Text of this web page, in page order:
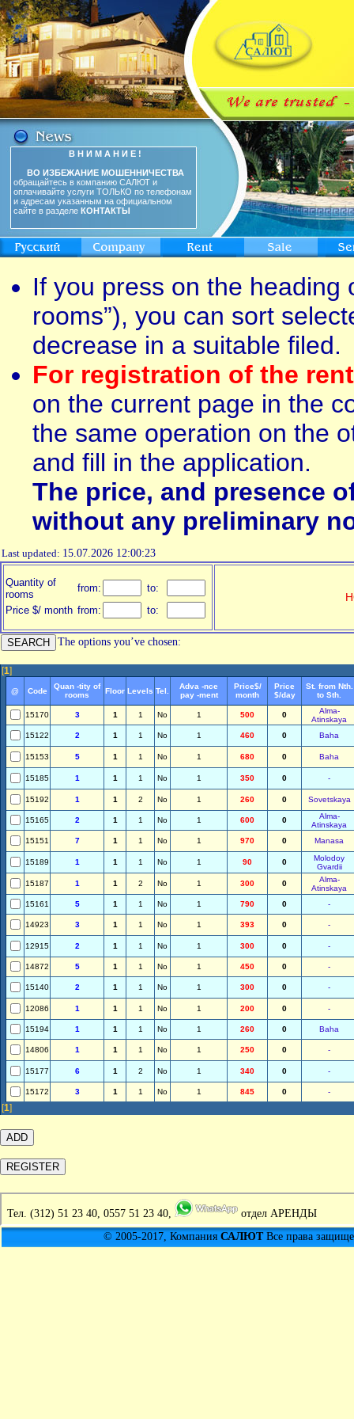
В Н И М А Н И Е !
ВО ИЗБЕЖАНИЕ МОШЕННИЧЕСТВА
обращайтесь в компанию САЛЮТ и
оплачивайте услуги ТОЛЬКО по телефонам
и адресам указанным на официальном
сайте в разделе КОНТАКТЫ
If you press on the heading
rooms”), you can sort
decrease in a suitable filed.
For registration of the
on the current page in the
the same operation on the
and fill in the application.
The price, and presence
without any preliminary
Last updated: 15.07.2026 12:00:23
Quantity of
rooms
from:
to:
Price $/ month from: to:
The options you’ve chosen:
[1]
@ Code
Quan -tity of
rooms
Floor Levels Tel.
Adva -nce
pay -ment
Price$/
month
Price
$/day
St. from Nth.
to Sth.
15170 3 1 1 No 1 500 0
Alma-
Atinskaya
15122
2 1 1 No 1 460 0 Baha
15153 5 1 1 No 1 680 0 Baha
15185 1 1 1 No 1 350 0 -
15192 1 1 2 No 1 260 0 Sovetskaya
15165 2 1 1 No 1 600 0
Alma-
Atinskaya
15151
7 1 1 No 1 970 0 Manasa
15189 1 1 1 No 1 90 0
Molodoy
Gvardii
15187
1 1 2 No 1 300 0
Alma-
Atinskaya
15161
5 1 1 No 1 790 0 -
14923 3 1 1 No 1 393 0 -
12915 2 1 1 No 1 300 0 -
14872 5 1 1 No 1 450 0 -
15140 2 1 1 No 1 300 0 -
12086 1 1 1 No 1 200 0 -
15194 1 1 1 No 1 260 0 Baha
14806 1 1 1 No 1 250 0 -
15177 6 1 2 No 1 340 0 -
15172 3 1 1 No 1 845 0 -
[1]
Тел. (312) 51 23 40, 0557 51 23 40,
отдел АРЕНДЫ
© 2005-2017, Компания САЛЮТВсе права